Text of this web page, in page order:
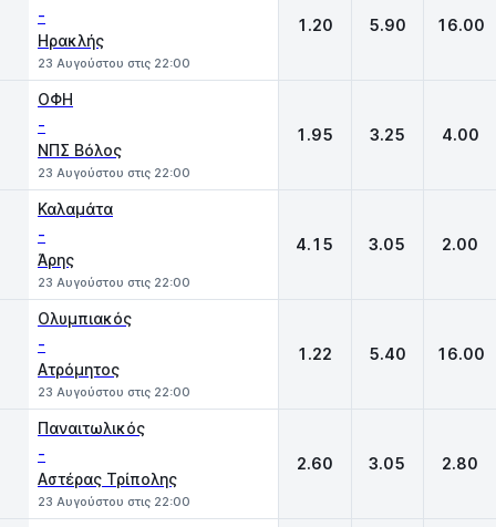
-
Ηρακλής
23 Αυγούστου στις 22:00
1.20 5.90 16.00
ΟΦΗ
-
ΝΠΣ Βόλος
23 Αυγούστου στις 22:00
1.95 3.25 4.00
Καλαμάτα
-
Άρης
23 Αυγούστου στις 22:00
4.15 3.05 2.00
Ολυμπιακός
-
Ατρόμητος
23 Αυγούστου στις 22:00
1.22 5.40 16.00
Παναιτωλικός
-
Αστέρας Τρίπολης
23 Αυγούστου στις 22:00
2.60 3.05 2.80